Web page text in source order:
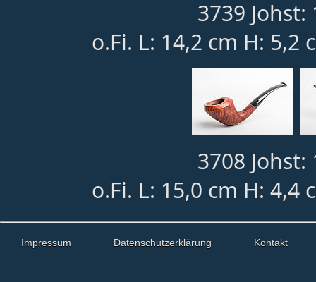
3739 Johst:
o.Fi. L: 14,2 cm H: 5,2
3708 Johst:
o.Fi. L: 15,0 cm H: 4,4
Impressum Datenschutzerklärung Kontakt